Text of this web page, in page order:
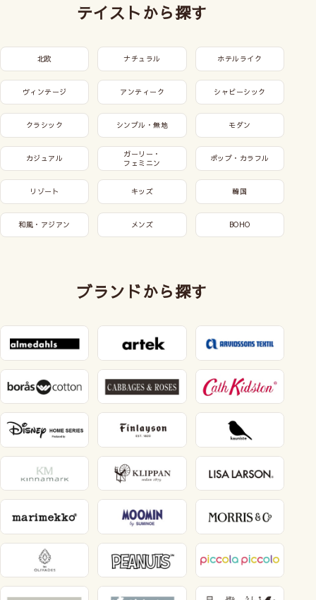
テイストから探す
北欧 ナチュラル ホテルライク
ヴィンテージ アンティーク シャビーシック
クラシック シンプル・無地 モダン
カジュアル
ガーリー・
フェミニン
ポップ・カラフル
リゾート キッズ 韓国
和風・アジアン メンズ BOHO
ブランドから探す